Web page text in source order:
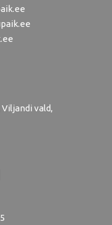
Viljandi vald,